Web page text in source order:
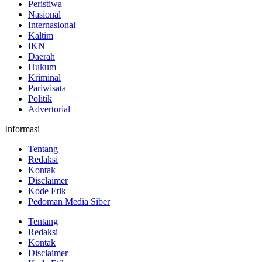
Peristiwa
Nasional
Internasional
Kaltim
IKN
Daerah
Hukum
Kriminal
Pariwisata
Politik
Advertorial
Informasi
Tentang
Redaksi
Kontak
Disclaimer
Kode Etik
Pedoman Media Siber
Tentang
Redaksi
Kontak
Disclaimer